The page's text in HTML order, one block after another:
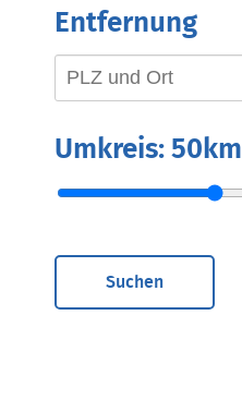
Entfernung
Umkreis: 50km
Suchen